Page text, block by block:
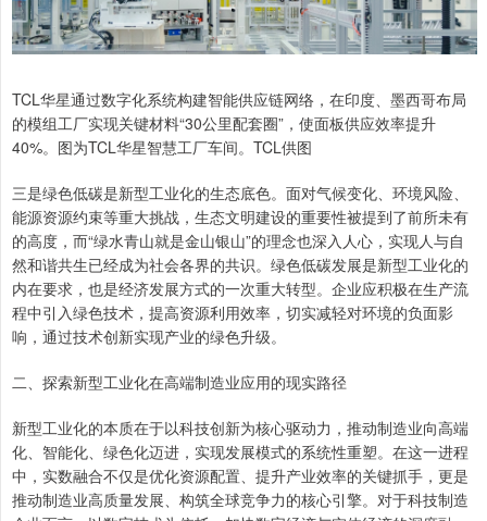
TCL华星通过数字化系统构建智能供应链网络，在印度、墨西哥布局
的模组工厂实现关键材料“30公里配套圈”，使面板供应效率提升
40%。图为TCL华星智慧工厂车间。TCL供图
三是绿色低碳是新型工业化的生态底色。面对气候变化、环境风险、
能源资源约束等重大挑战，生态文明建设的重要性被提到了前所未有
的高度，而“绿水青山就是金山银山”的理念也深入人心，实现人与自
然和谐共生已经成为社会各界的共识。绿色低碳发展是新型工业化的
内在要求，也是经济发展方式的一次重大转型。企业应积极在生产流
程中引入绿色技术，提高资源利用效率，切实减轻对环境的负面影
响，通过技术创新实现产业的绿色升级。
二、探索新型工业化在高端制造业应用的现实路径
新型工业化的本质在于以科技创新为核心驱动力，推动制造业向高端
化、智能化、绿色化迈进，实现发展模式的系统性重塑。在这一进程
中，实数融合不仅是优化资源配置、提升产业效率的关键抓手，更是
推动制造业高质量发展、构筑全球竞争力的核心引擎。对于科技制造